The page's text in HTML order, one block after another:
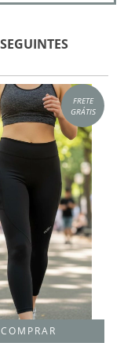
FRETE
GRÁTIS
COMPRAR